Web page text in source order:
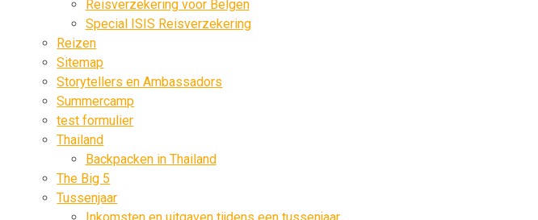
Reisverzekering voor Belgen
Special ISIS Reisverzekering
Reizen
Sitemap
Storytellers en Ambassadors
Summercamp
test formulier
Thailand
Backpacken in Thailand
The Big 5
Tussenjaar